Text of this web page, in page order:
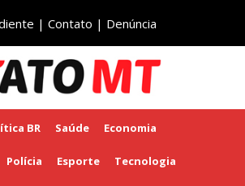
| Contato | Denúncia
BR Saúde Economia
Polícia Esporte Tecnologia